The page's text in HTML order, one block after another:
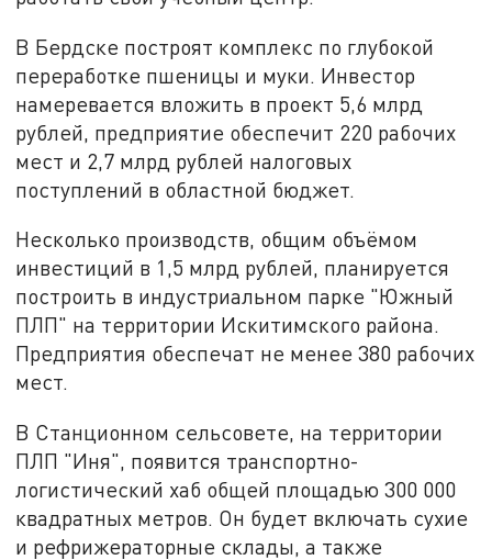
В Бердске построят комплекс по глубокой
переработке пшеницы и муки. Инвестор
намеревается вложить в проект 5,6 млрд
рублей, предприятие обеспечит 220 рабочих
мест и 2,7 млрд рублей налоговых
поступлений в областной бюджет.
Несколько производств, общим объёмом
инвестиций в 1,5 млрд рублей, планируется
построить в индустриальном парке "Южный
ПЛП" на территории Искитимского района.
Предприятия обеспечат не менее 380 рабочих
мест.
В Станционном сельсовете, на территории
ПЛП "Иня", появится транспортно-
логистический хаб общей площадью 300 000
квадратных метров. Он будет включать сухие
и рефрижераторные склады, а также